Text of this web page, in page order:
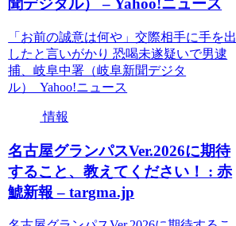
聞デジタル） – Yahoo!ニュース
「お前の誠意は何や」交際相手に手を出
したと言いがかり 恐喝未遂疑いで男逮
捕、岐阜中署（岐阜新聞デジタ
ル） Yahoo!ニュース
情報
名古屋グランパスVer.2026に期待
すること、教えてください！ : 赤
鯱新報 – targma.jp